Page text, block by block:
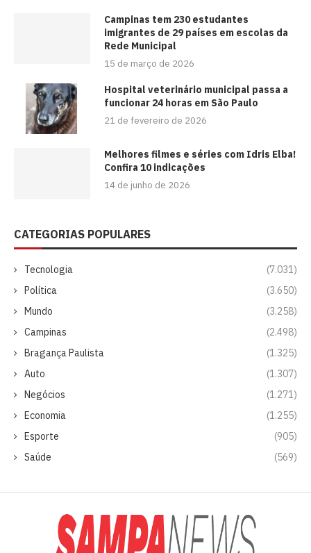
Campinas tem 230 estudantes
imigrantes de 29 países em escolas da
Rede Municipal
15 de março de 2026
Hospital veterinário municipal passa a
funcionar 24 horas em São Paulo
21 de fevereiro de 2026
Melhores filmes e séries com Idris Elba!
Confira 10 indicações
14 de junho de 2026
CATEGORIAS POPULARES
Tecnologia
(7.031)
Política
(3.650)
Mundo
(3.258)
Campinas
(2.498)
Bragança Paulista
(1.325)
Auto
(1.307)
Negócios
(1.271)
Economia
(1.255)
Esporte
(905)
Saúde
(569)